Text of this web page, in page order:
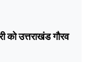
को उत्तराखंड गौरव